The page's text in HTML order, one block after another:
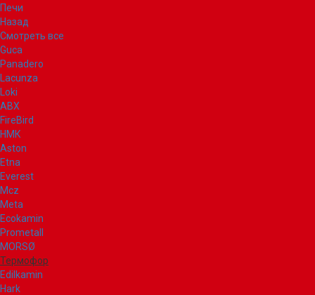
Печи
Назад
Смотреть все
Guca
Panadero
Lacunza
Loki
ABX
FireBird
НМК
Aston
Etna
Everest
Mcz
Meta
Ecokamin
Prometall
MORSØ
Термофор
Edilkamin
Hark